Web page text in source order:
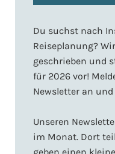
Du suchst nach
Reiseplanung?
geschrieben und
für 2026 vor!
Newsletter an
Unseren
im Monat. Dort
geben einen